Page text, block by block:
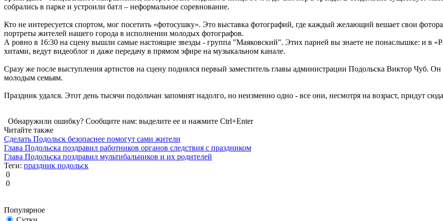
собрались в парке и устроили батл – неформальное соревнование.
Кто не интересуется спортом, мог посетить «фотосушку». Это выставка фотографий, где каждый желающий вешает свои
портреты жителей нашего города в исполнении молодых фотографов.
А ровно в 16:30 на сцену вышли самые настоящие звезды - группа "Маяковский". Этих парней вы знаете не понаслышке: и в
хитами, ведут видеоблог и даже передачу в прямом эфире на музыкальном канале.
Сразу же после выступления артистов на сцену поднялся первый заместитель главы администрации Подольска Виктор Чуб.
молодым семьям.
Праздник удался. Этот день тысячи подольчан запомнят надолго, но неизменно одно - все они, несмотря на возраст, придут
Обнаружили ошибку? Сообщите нам: выделите ее и нажмите Ctrl+Enter
Читайте также
Сделать Подольск безопаснее помогут сами жители
Глава Подольска поздравил работников органов следствия с праздником
Глава Подольска поздравил мультибальников и их родителей
Теги: праздник подольск
0
0
Популярное